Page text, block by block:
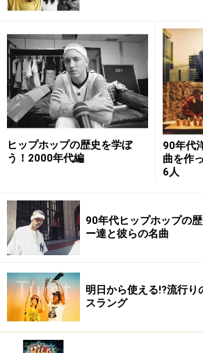
Drake “Jungle”
ヒップホップの歴史を学ぼ
う！2000年代編
90年代
曲を作
6人
90年代ヒップホップの
ー達と彼らの名曲
明日から使える!?流行
スラング